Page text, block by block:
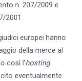
n. 207/2009 e
2001.
europei hanno
della merce al
così l’hosting
eventualmente